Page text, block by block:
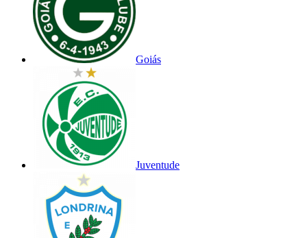
Goiás
Juventude